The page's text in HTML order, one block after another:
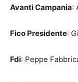
Avanti Campania:
Fico Presidente:
Fdi: Peppe